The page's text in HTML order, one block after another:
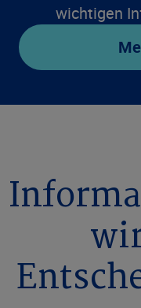
wichtigen